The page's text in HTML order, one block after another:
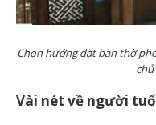
Chọn hướng đặt bàn thờ
Vài nét về người